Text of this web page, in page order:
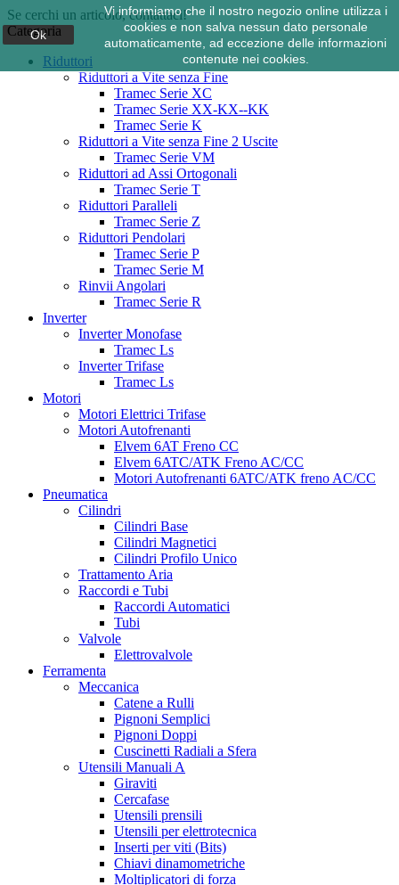
Se cerchi un articolo, contattaci!
Categoria
Riduttori
Riduttori a Vite senza Fine
Tramec Serie XC
Tramec Serie XX-KX--KK
Tramec Serie K
Riduttori a Vite senza Fine 2 Uscite
Tramec Serie VM
Riduttori ad Assi Ortogonali
Tramec Serie T
Riduttori Paralleli
Tramec Serie Z
Riduttori Pendolari
Tramec Serie P
Tramec Serie M
Rinvii Angolari
Tramec Serie R
Inverter
Inverter Monofase
Tramec Ls
Inverter Trifase
Tramec Ls
Motori
Motori Elettrici Trifase
Motori Autofrenanti
Elvem 6AT Freno CC
Elvem 6ATC/ATK Freno AC/CC
Motori Autofrenanti 6ATC/ATK freno AC/CC
Pneumatica
Cilindri
Cilindri Base
Cilindri Magnetici
Cilindri Profilo Unico
Trattamento Aria
Raccordi e Tubi
Raccordi Automatici
Tubi
Valvole
Elettrovalvole
Ferramenta
Meccanica
Catene a Rulli
Pignoni Semplici
Pignoni Doppi
Cuscinetti Radiali a Sfera
Utensili Manuali A
Giraviti
Cercafase
Utensili prensili
Utensili per elettrotecnica
Inserti per viti (Bits)
Chiavi dinamometriche
Moltiplicatori di forza
Ok
Vi informiamo che il nostro negozio online utilizza i
cookies e non salva nessun dato personale
automaticamente, ad eccezione delle informazioni
contenute nei cookies.